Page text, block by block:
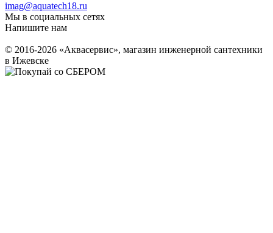
imag@aquatech18.ru
Мы в социальных сетях
Напишите нам
© 2016-2026 «Аквасервис», магазин инженерной сантехники
в Ижевске